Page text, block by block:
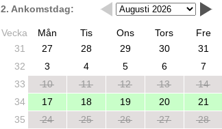
2. Ankomstdag:
Vecka Mån Tis Ons Tors Fre
31
27 28 29 30 31
32
3 4 5 6 7
33
10 11 12 13 14
34
17 18 19 20 21
35
24 25 26 27 28